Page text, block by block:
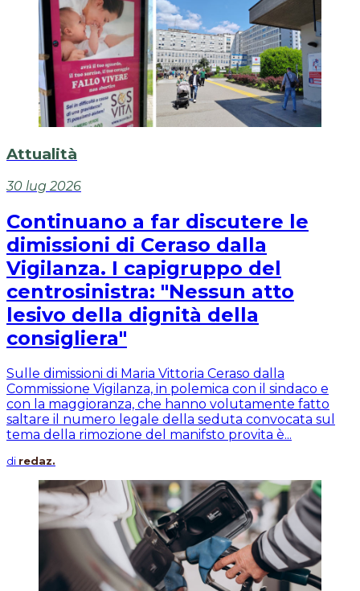
Attualità
30 lug 2026
Continuano a far discutere le
dimissioni di Ceraso dalla
Vigilanza. I capigruppo del
centrosinistra: "Nessun atto
lesivo della dignità della
consigliera"
Sulle dimissioni di Maria Vittoria Ceraso dalla
Commissione Vigilanza, in polemica con il sindaco e
con la maggioranza, che hanno volutamente fatto
saltare il numero legale della seduta convocata sul
tema della rimozione del manifsto provita è...
di redaz.